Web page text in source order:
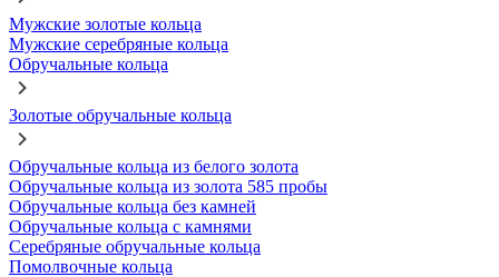
Мужские золотые кольца
Мужские серебряные кольца
Обручальные кольца
Золотые обручальные кольца
Обручальные кольца из белого золота
Обручальные кольца из золота 585 пробы
Обручальные кольца без камней
Обручальные кольца с камнями
Серебряные обручальные кольца
Помолвочные кольца